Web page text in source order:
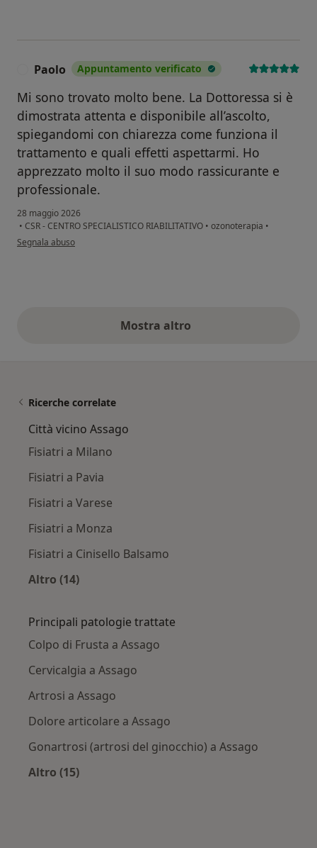
Paolo Appuntamento verificato
Mi sono trovato molto bene. La Dottoressa si è
dimostrata attenta e disponibile all’ascolto,
spiegandomi con chiarezza come funziona il
trattamento e quali effetti aspettarmi. Ho
apprezzato molto il suo modo rassicurante e
professionale.
28 maggio 2026
• CSR - CENTRO SPECIALISTICO RIABILITATIVO • ozonoterapia •
secondo l'opinione dell'utente Paolo
Segnala abuso
Mostra altroopinioni di cui sopra
Ricerche correlate
Città vicino Assago
Fisiatri a Milano
Fisiatri a Pavia
Fisiatri a Varese
Fisiatri a Monza
Fisiatri a Cinisello Balsamo
Altro (14)
Principali patologie trattate
Colpo di Frusta a Assago
Cervicalgia a Assago
Artrosi a Assago
Dolore articolare a Assago
Gonartrosi (artrosi del ginocchio) a Assago
Altro (15)